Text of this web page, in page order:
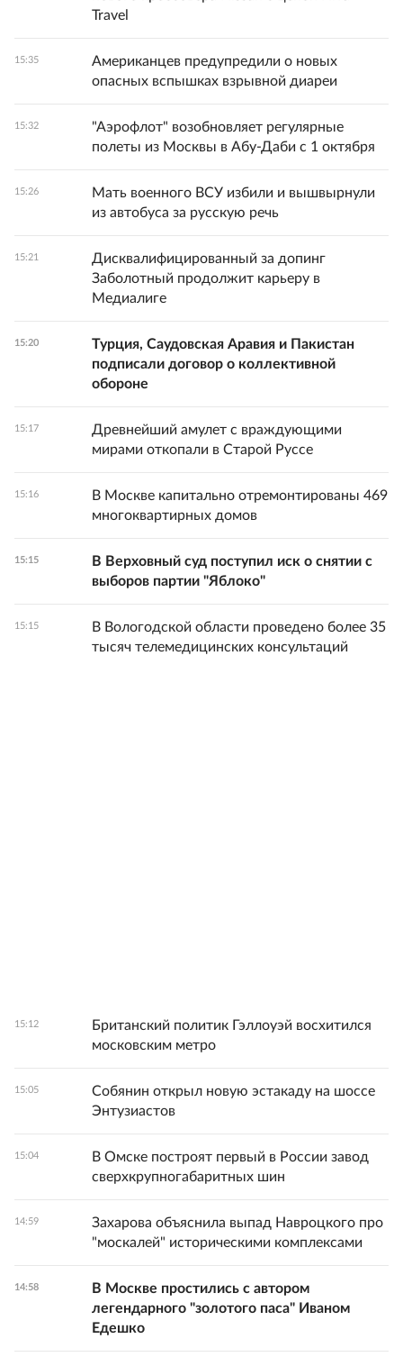
Travel
15:35
Американцев предупредили о новых
опасных вспышках взрывной диареи
15:32
"Аэрофлот" возобновляет регулярные
полеты из Москвы в Абу-Даби с 1 октября
15:26
Мать военного ВСУ избили и вышвырнули
из автобуса за русскую речь
15:21
Дисквалифицированный за допинг
Заболотный продолжит карьеру в
Медиалиге
15:20
Турция, Саудовская Аравия и Пакистан
подписали договор о коллективной
обороне
15:17
Древнейший амулет с враждующими
мирами откопали в Старой Руссе
15:16
В Москве капитально отремонтированы 469
многоквартирных домов
15:15
В Верховный суд поступил иск о снятии с
выборов партии "Яблоко"
15:15
В Вологодской области проведено более 35
тысяч телемедицинских консультаций
15:12
Британский политик Гэллоуэй восхитился
московским метро
15:05
Собянин открыл новую эстакаду на шоссе
Энтузиастов
15:04
В Омске построят первый в России завод
сверхкрупногабаритных шин
14:59
Захарова объяснила выпад Навроцкого про
"москалей" историческими комплексами
14:58
В Москве простились с автором
легендарного "золотого паса" Иваном
Едешко